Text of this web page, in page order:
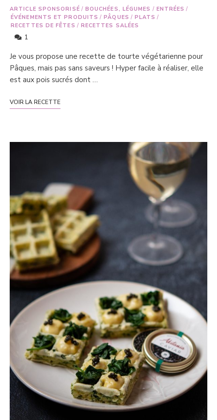
ARTICLE SPONSORISÉ / BOUCHÉES, LÉGUMES / ENTRÉES /
ÉVÉNEMENTS ET PRODUITS / PÂQUES / PLATS /
RECETTES DE FÊTES / RECETTES SALÉES
1
Je vous propose une recette de tourte végétarienne pour
Pâques, mais pas sans saveurs ! Hyper facile à réaliser, elle
est aux pois sucrés dont …
VOIR LA RECETTE